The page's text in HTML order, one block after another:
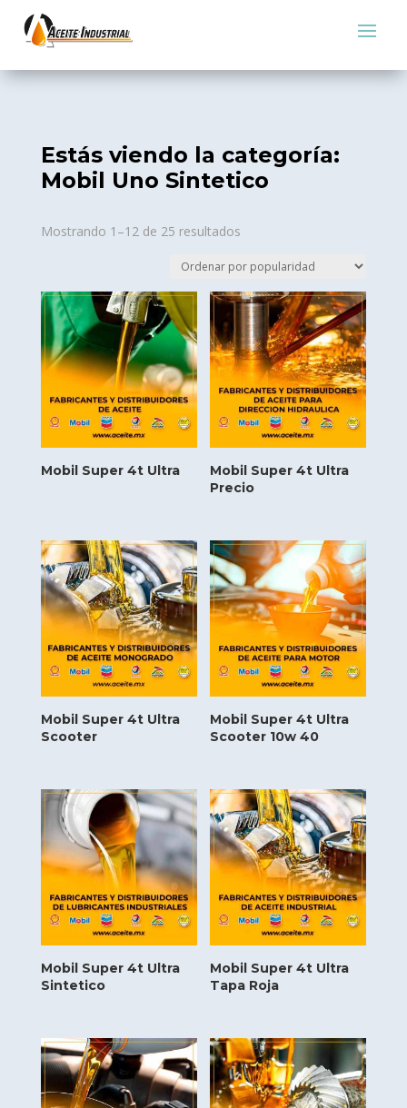
Estás viendo la categoría:
Mobil Uno Sintetico
Mostrando 1–12 de 25 resultadosSorted
popularity
Mobil Super 4t Ultra
Mobil Super 4t Ultra
Precio
Mobil Super 4t Ultra
Scooter
Mobil Super 4t Ultra
Scooter 10w 40
Mobil Super 4t Ultra
Sintetico
Mobil Super 4t Ultra
Tapa Roja